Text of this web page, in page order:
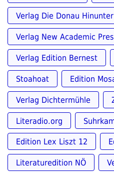
Verlag Die Donau Hinunter
Verlag New Academic
Verlag Edition Bernest
Stoahoat Edition
Verlag Dichtermühle
Literadio.org
Edition Lex Liszt 12
Literaturedition NÖ